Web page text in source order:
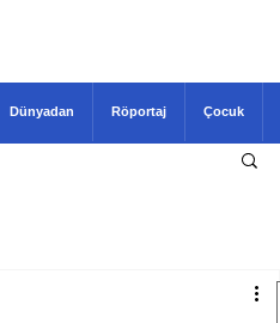
Dünyadan Röportaj Çocuk